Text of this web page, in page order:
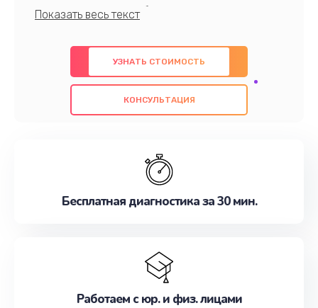
профессионалов с обширными знаниями и
предлагаем быстрый и качественный ремонт с
использованием оригинальных компонентов, а
также гарантируем качество всех
проведенных работ. Наша цель - предоставить
наилучшим образом. Не медлите записаться на
УЗНАТЬ СТОИМОСТЬ
КОНСУЛЬТАЦИЯ
Бесплатная диагностика за 30 мин.
Работаем с юр. и физ. лицами